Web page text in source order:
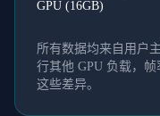
GPU (16GB)
所有数据均来自用户
行其他 GPU 负载，
这些差异。